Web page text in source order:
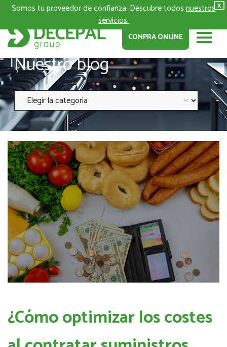
X
Somos tu proveedor de confianza. Descubre todosnuestros
servicios.
COMPRA ONLINE
Nuestro blog
¿Cómo optimizar los costes